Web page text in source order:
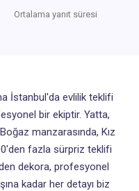
Ortalama yanıt süresi
İstanbul'da evlilik teklifi
bir ekiptir. Yatta,
manzarasında, Kız
fazla sürpriz teklifi
dekora, profesyonel
kadar her detayı biz